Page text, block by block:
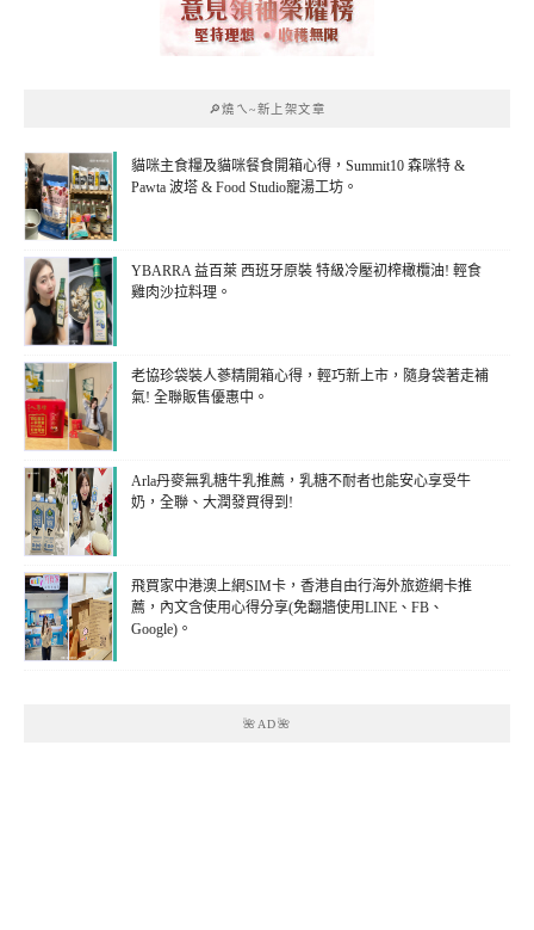
🔎燒ㄟ~新上架文章
貓咪主食糧及貓咪餐食開箱心得，Summit10 森咪特 &
Pawta 波塔 & Food Studio寵湯工坊。
YBARRA 益百萊 西班牙原裝 特級冷壓初榨橄欖油! 輕食
雞肉沙拉料理。
老協珍袋裝人蔘精開箱心得，輕巧新上市，隨身袋著走補
氣! 全聯販售優惠中。
Arla丹麥無乳糖牛乳推薦，乳糖不耐者也能安心享受牛
奶，全聯、大潤發買得到!
飛買家中港澳上網SIM卡，香港自由行海外旅遊網卡推
薦，內文含使用心得分享(免翻牆使用LINE、FB、
Google)。
🌺AD🌺